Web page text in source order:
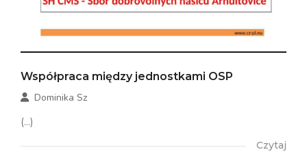
Współpraca między jednostkami OSP
Dominika Sz
(...)
Czytaj